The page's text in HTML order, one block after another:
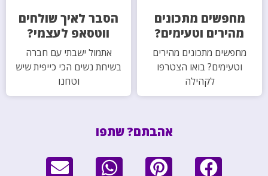
מחפשים מתכונים
מהירים וטעימים?
מחפשים מתכונים מהירים
וטעימים? בואו הצטרפו
לקהילה
הסבר לאיך שולחים
ווטסאפ לעצמי?
אתמול ישבתי עם חברה
בשיחת נשים הכי כייפית שיש
וטחנו
אהבתם? שתפו